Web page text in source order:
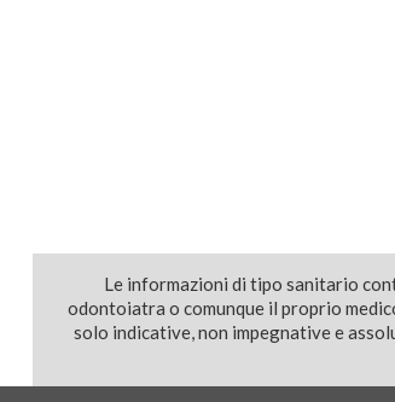
Le informazioni di tipo sanitario
odontoiatra o comunque il proprio
solo indicative, non impegnative e